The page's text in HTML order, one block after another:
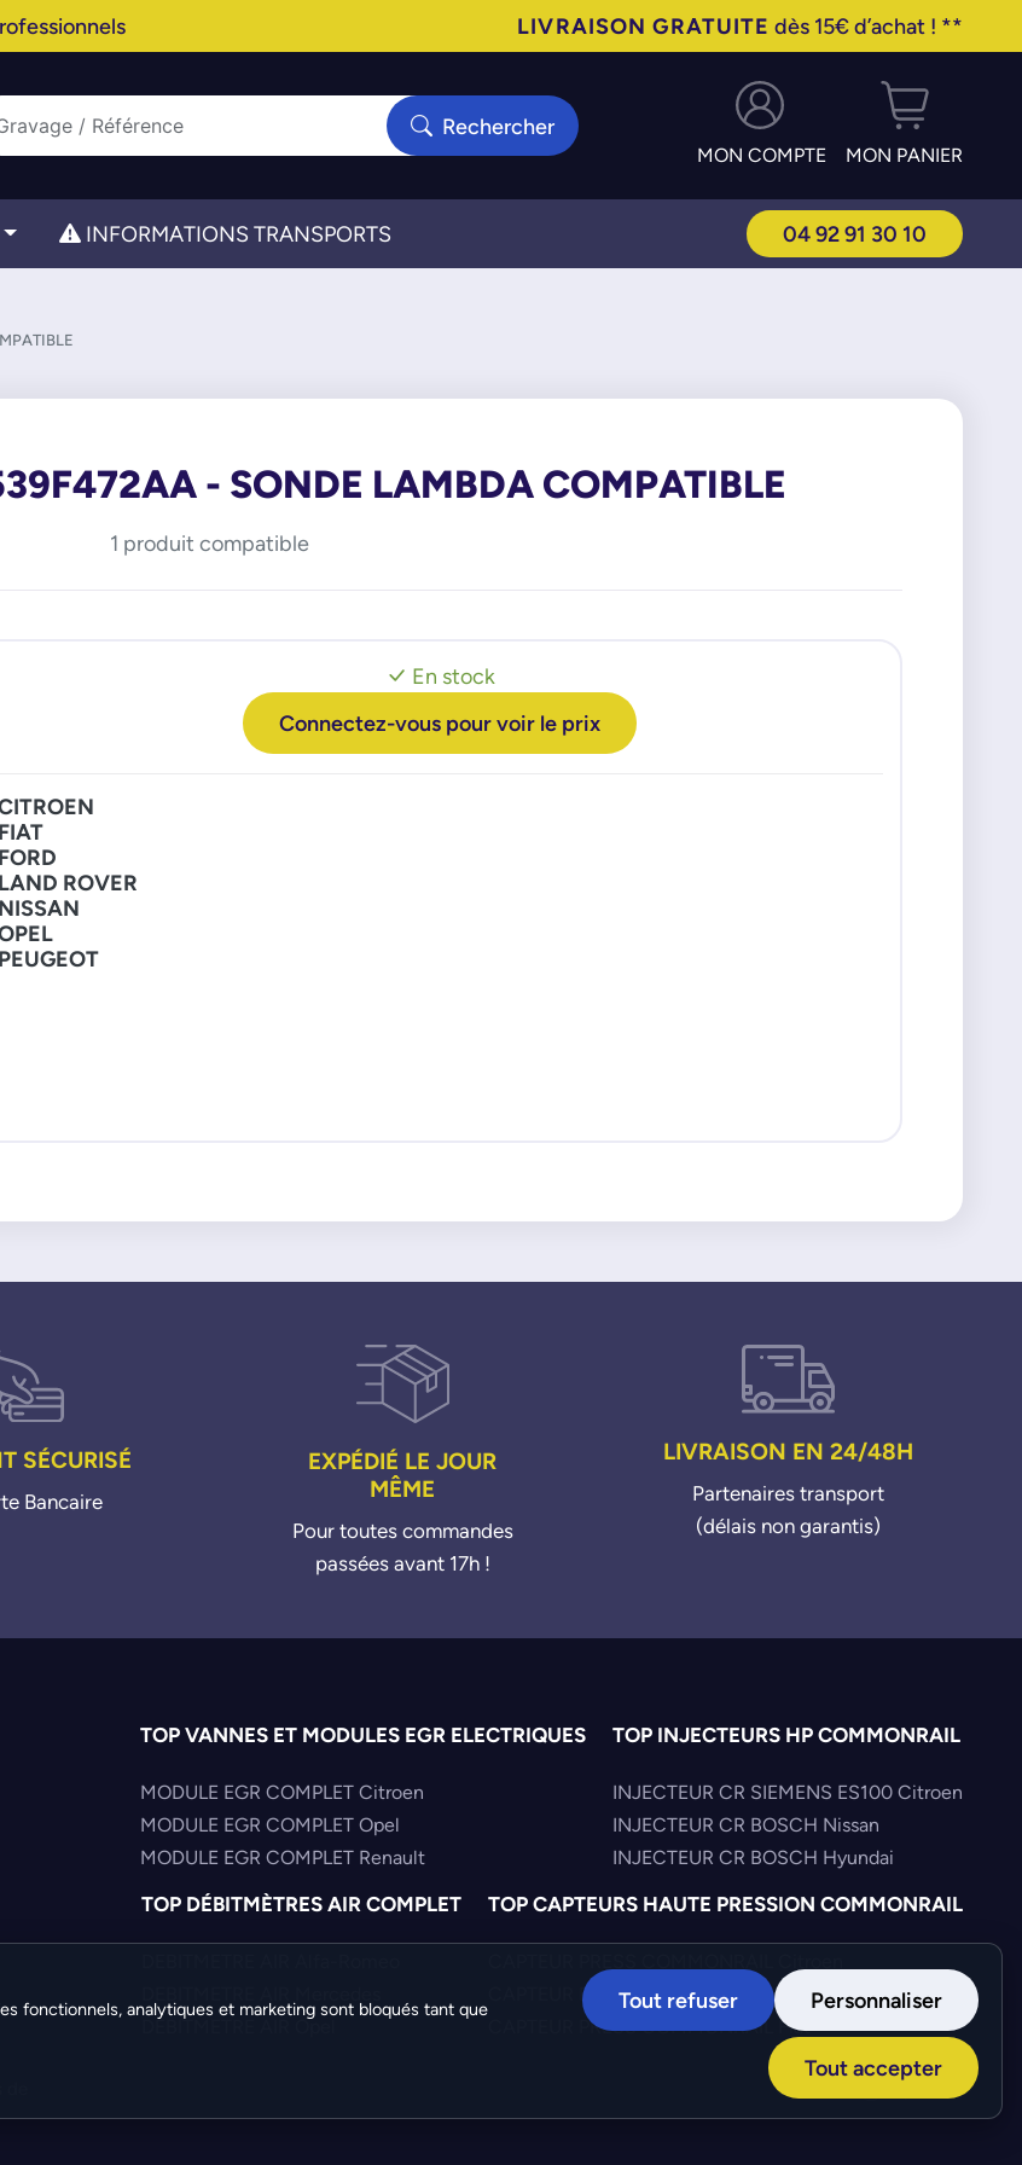
LIVRAISON GRATUITE dès 15€ d’achat ! **
Rechercher
MON COMPTE MON PANIER
INFORMATIONS TRANSPORTS 04 92 91 30 10
- SONDE LAMBDA COMPATIBLE
1 produit compatible
En stock
Connectez-vous pour voir le prix
FIAT
FORD
LAND ROVER
NISSAN
PEUGEOT
SÉCURISÉ
Bancaire
EXPÉDIÉ LE JOUR
MÊME
Pour toutes commandes
passées avant 17h !
LIVRAISON EN 24/48H
Partenaires transport
(délais non garantis)
TOP VANNES ET MODULES EGR ELECTRIQUES
MODULE EGR COMPLET Citroen
MODULE EGR COMPLET Opel
MODULE EGR COMPLET Renault
TOP INJECTEURS HP COMMONRAIL
INJECTEUR CR SIEMENS ES100 Citroen
INJECTEUR CR BOSCH Nissan
INJECTEUR CR BOSCH Hyundai
TOP DÉBITMÈTRES AIR COMPLET
DEBITMETRE AIR Opel
TOP CAPTEURS HAUTE PRESSION COMMONRAIL
CAPTEUR PRESS COMMONRAIL Mercedes
CAPTEUR PRESS COMMONRAIL Fiat
Création :
fonctionnels, analytiques et marketing sont bloqués tant que
Tout refuser Personnaliser
Tout accepter